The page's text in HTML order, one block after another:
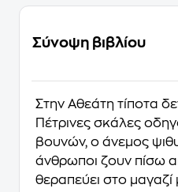
Σύνοψη βιβλίου
Στην Αθεάτη τίποτα
Πέτρινες σκάλες
βουνών, ο άνεμος
άνθρωποι ζουν πίσω
θεραπεύει στο